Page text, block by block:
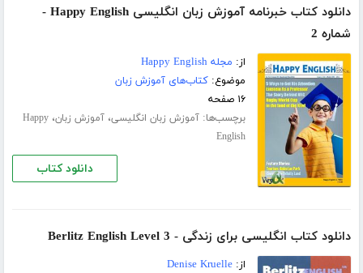
دانلود کتاب خبرنامه آموزش زبان انگلیسی Happy English -
شماره 2
از: مجله Happy English
موضوع:کتاب‌های آموزش زبان
۱۶ صفحه
برچسب‌ها:آموزش زبان انگلیسی،آموزش زبان،Happy
English
دانلود کتاب
دانلود کتاب انگلیسی برای زندگی - Berlitz English Level 3
از:Denise Kruelle